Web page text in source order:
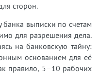
сторон.
банка выписки по счетам
для разрешения дела.
на банковскую тайну:
основанием для её
правило, 5–10 рабочих